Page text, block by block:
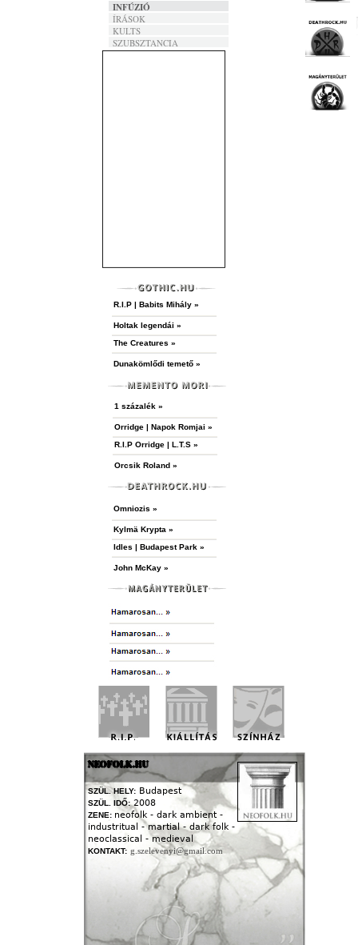
INFÚZIÓ
ÍRÁSOK
KULTS
SZUBSZTANCIA
R.I.P | Babits Mihály »
Holtak legendái »
The Creatures »
Dunakömlődi temető »
1 százalék »
Orridge | Napok Romjai »
R.I.P Orridge | L.T.S »
Orcsik Roland »
Omniozis »
Kylmä Krypta »
Idles | Budapest Park »
John McKay »
NEOFOLK.HU
SZÜL. HELY: Budapest
SZÜL. IDŐ: 2008
ZENE: neofolk - dark ambient -
industritual - martial - dark folk -
neoclassical - medieval
KONTAKT: g.szelevenyi@gmail.com